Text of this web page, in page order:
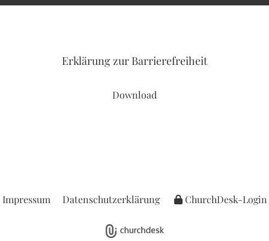
Erklärung zur Barrierefreiheit
Download
Impressum Datenschutzerklärung ChurchDesk-Login